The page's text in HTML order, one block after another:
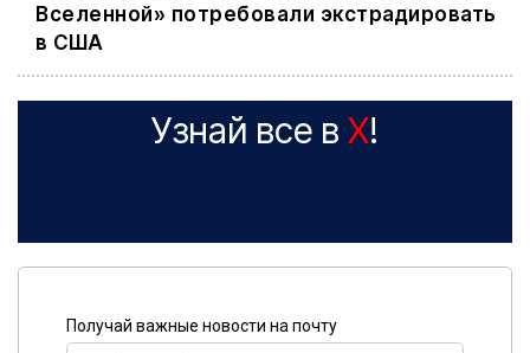
Вселенной» потребовали экстрадировать
в США
Узнай все в X!